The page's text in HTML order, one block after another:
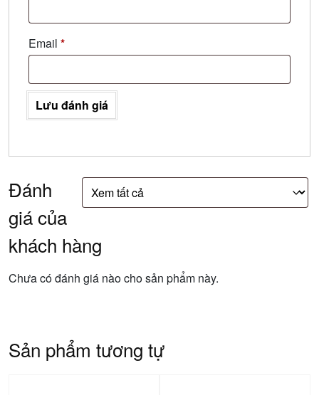
Email *
Lưu đánh giá
Đánh
giá của
khách hàng
Chưa có đánh giá nào cho sản phẩm này.
Sản phẩm tương tự